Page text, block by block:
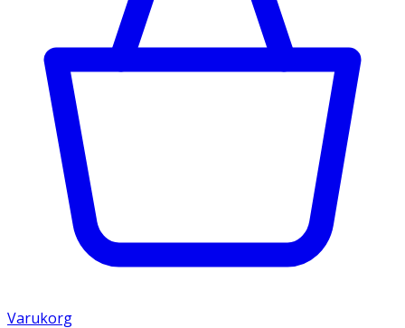
Varukorg